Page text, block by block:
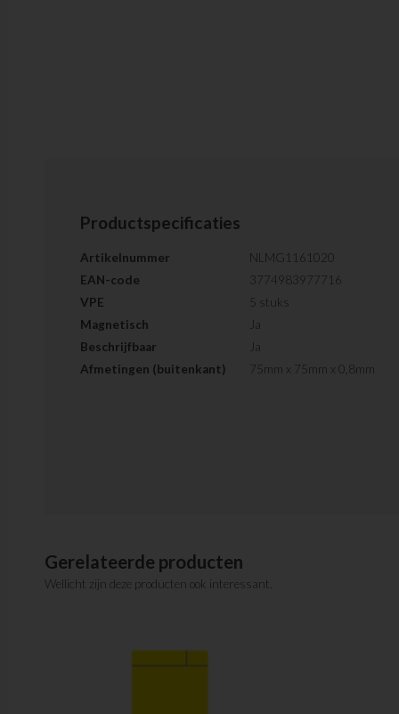
Productspecificaties
Artikelnummer
NLMG1161020
EAN-code
3774983977716
VPE
5 stuks
Magnetisch
Ja
Beschrijfbaar
Ja
Afmetingen (buitenkant)
75mm x 75mm x 0,8mm
Gerelateerde producten
Wellicht zijn deze producten ook interessant.